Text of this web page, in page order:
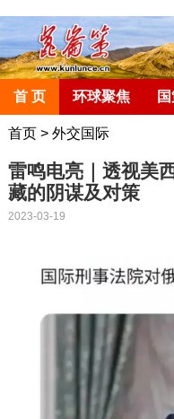
首 页 环球聚焦
首页> 外交国际
雷鸣电亮｜透视美
藏的阴谋及对策
2023-03-19